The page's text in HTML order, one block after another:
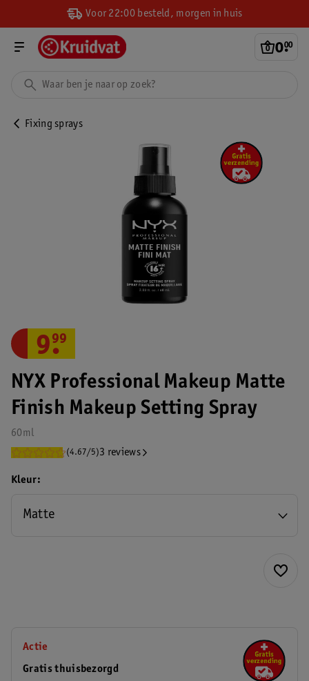
Voor 22:00 besteld, morgen in huis
0.
00
Fixing sprays
NYX Professional Makeup Matte
Finish Makeup Setting Spray
60ml
(4.67/5)3 reviews
9.
99
Kleur
Matte
Actie
Gratis thuisbezorgd